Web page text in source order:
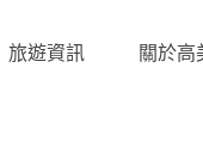
旅遊資訊 關於高